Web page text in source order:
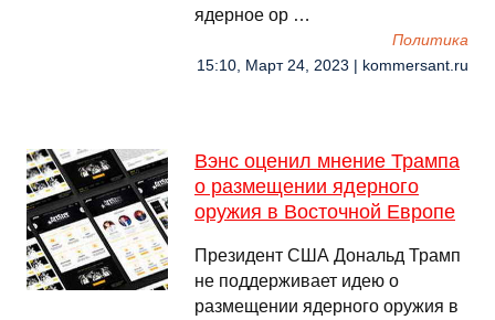
ядерное ор …
Политика
15:10, Март 24, 2023 | kommersant.ru
Вэнс оценил мнение Трампа
о размещении ядерного
оружия в Восточной Европе
Президент США Дональд Трамп
не поддерживает идею о
размещении ядерного оружия в